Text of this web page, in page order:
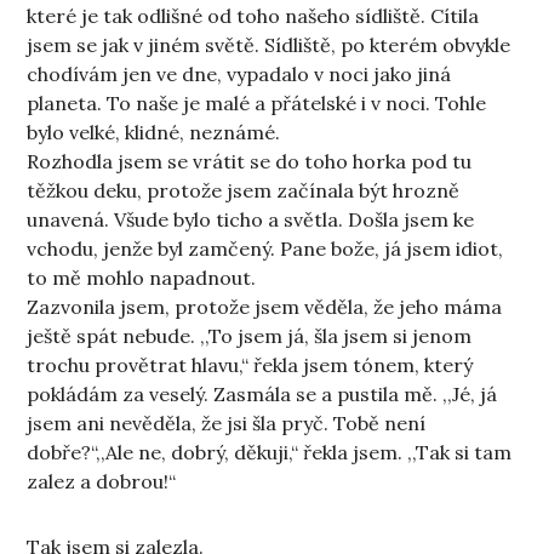
které je tak odlišné od toho našeho sídliště. Cítila
jsem se jak v jiném světě. Sídliště, po kterém obvykle
chodívám jen ve dne, vypadalo v noci jako jiná
planeta. To naše je malé a přátelské i v noci. Tohle
bylo velké, klidné, neznámé.
Rozhodla jsem se vrátit se do toho horka pod tu
těžkou deku, protože jsem začínala být hrozně
unavená. Všude bylo ticho a světla. Došla jsem ke
vchodu, jenže byl zamčený. Pane bože, já jsem idiot,
to mě mohlo napadnout.
Zazvonila jsem, protože jsem věděla, že jeho máma
ještě spát nebude. ,,To jsem já, šla jsem si jenom
trochu provětrat hlavu,“ řekla jsem tónem, který
pokládám za veselý. Zasmála se a pustila mě. ,,Jé, já
jsem ani nevěděla, že jsi šla pryč. Tobě není
dobře?“,,Ale ne, dobrý, děkuji,“ řekla jsem. ,,Tak si tam
zalez a dobrou!“
Tak jsem si zalezla.